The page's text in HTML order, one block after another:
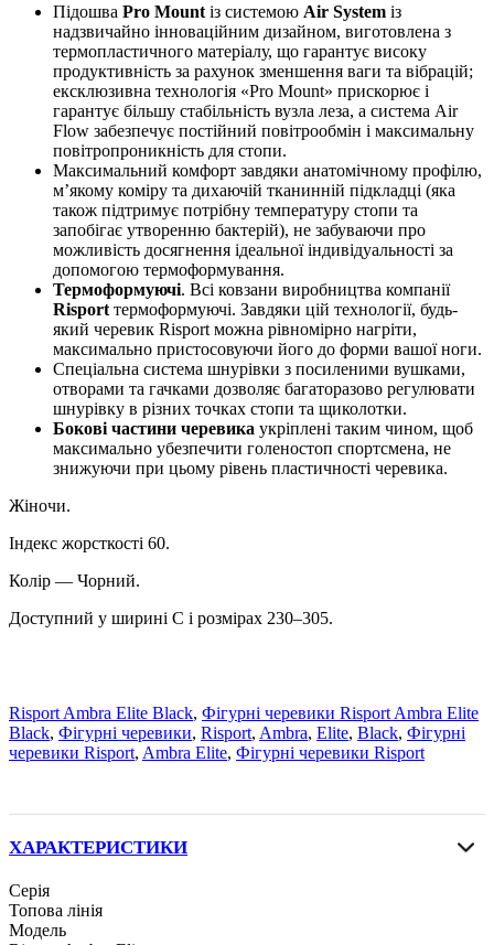
Підошва Pro Mount із системою Air System із
надзвичайно інноваційним дизайном, виготовлена ​​з
термопластичного матеріалу, що гарантує високу
продуктивність за рахунок зменшення ваги та вібрацій;
ексклюзивна технологія «Pro Mount» прискорює і
гарантує більшу стабільність вузла леза, а система Air
Flow забезпечує постійний повітрообмін і максимальну
повітропроникність для стопи.
Максимальний комфорт завдяки анатомічному профілю,
м’якому коміру та дихаючій тканинній підкладці (яка
також підтримує потрібну температуру стопи та
запобігає утворенню бактерій), не забуваючи про
можливість досягнення ідеальної індивідуальності за
допомогою термоформування.
Термоформуючі. Всі ковзани виробництва компанії
Risport термоформуючі. Завдяки цій технології, будь-
який черевик Risport можна рівномірно нагріти,
максимально пристосовуючи його до форми вашої ноги.
Спеціальна система шнурівки з посиленими вушками,
отворами та гачками дозволяє багаторазово регулювати
шнурівку в різних точках стопи та щиколотки.
Бокові частини черевика укріплені таким чином, щоб
максимально убезпечити голеностоп спортсмена, не
знижуючи при цьому рівень пластичності черевика.
Жіночи.
Індекс жорсткості 60.
Колір — Чорний.
Доступний у ширині C і розмірах 230–305.
Risport Ambra Elite Black, Фігурні черевики Risport Ambra Elite
Black, Фігурні черевики, Risport, Ambra, Elite, Black, Фігурні
черевики Risport, Ambra Elite, Фігурні черевики Risport
ХАРАКТЕРИСТИКИ
Серія
Топова лінія
Модель